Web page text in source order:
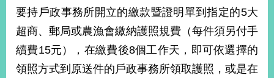
頁
站
導
覽
關
於
本
部
要持戶政事務所開立的繳款暨證明單到指定的5大
超商、郵局或農漁會繳納護照規費（每件須另付手
續費15元），在繳費後8個工作天，即可依選擇的
領照方式到原送件的戶政事務所領取護照，或是在